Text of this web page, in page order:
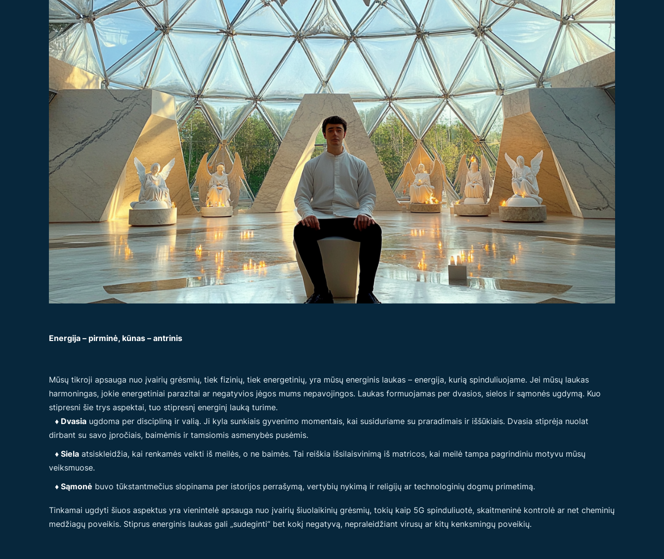
Energija – pirminė, kūnas – antrinis
Mūsų tikroji apsauga nuo įvairių grėsmių, tiek fizinių, tiek energetinių, yra mūsų energinis laukas – energija, kurią spinduliuojame. Jei mūsų laukas
harmoningas, jokie energetiniai parazitai ar negatyvios jėgos mums nepavojingos. Laukas formuojamas per dvasios, sielos ir sąmonės ugdymą. Kuo
stipresni šie trys aspektai, tuo stipresnį energinį lauką turime.
♦ Dvasia ugdoma per discipliną ir valią. Ji kyla sunkiais gyvenimo momentais, kai susiduriame su praradimais ir iššūkiais. Dvasia stiprėja nuolat
dirbant su savo įpročiais, baimėmis ir tamsiomis asmenybės pusėmis.
♦ Siela atsiskleidžia, kai renkamės veikti iš meilės, o ne baimės. Tai reiškia išsilaisvinimą iš matricos, kai meilė tampa pagrindiniu motyvu mūsų
veiksmuose.
♦ Sąmonė buvo tūkstantmečius slopinama per istorijos perrašymą, vertybių nykimą ir religijų ar technologinių dogmų primetimą.
Tinkamai ugdyti šiuos aspektus yra vienintelė apsauga nuo įvairių šiuolaikinių grėsmių, tokių kaip 5G spinduliuotė, skaitmeninė kontrolė ar net cheminių
medžiagų poveikis. Stiprus energinis laukas gali „sudeginti“ bet kokį negatyvą, nepraleidžiant virusų ar kitų kenksmingų poveikių.